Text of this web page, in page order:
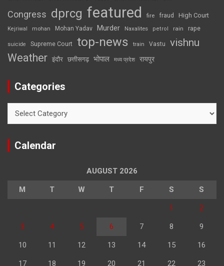
Congress dprcg featured fire fraud High Court
Kejriwal mohan Mohan Yadav Murder Naxalites petrol rain rape
suicide Supreme Court top-news train Vastu vishnu
Weather इंदौर छत्तीसगढ़ भोपाल मध्य प्रदेश रायपुर
Categories
Calendar
AUGUST 2026
M T W T F S S
1 2
3 4 5 6 7 8 9
10 11 12 13 14 15 16
17 18 19 20 21 22 23